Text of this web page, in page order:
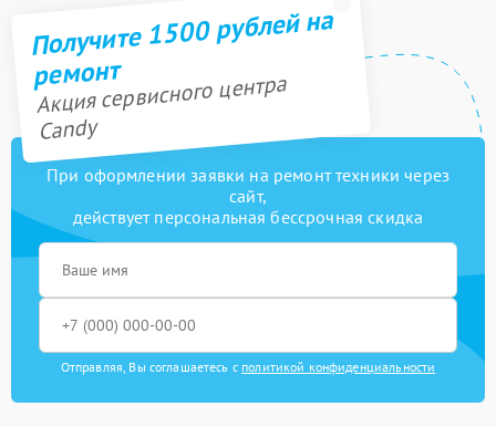
Получите 1500 рублей на
ремонт
Акция сервисного центра
Candy
При оформлении заявки на ремонт техники через
сайт,
действует персональная бессрочная скидка
Отправляя, Вы соглашаетесь с политикой конфиденциальности